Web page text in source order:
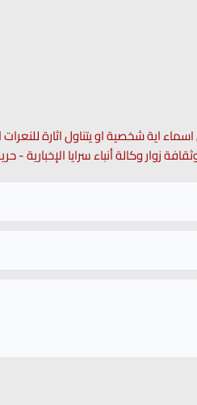
اية شخصية او يتناول اثارة
زوار وكالة أنباء سرايا